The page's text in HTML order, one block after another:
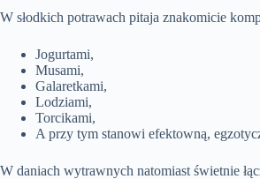
W słodkich potrawach pitaja znakomicie
Jogurtami,
Musami,
Galaretkami,
Lodziami,
Torcikami,
A przy tym stanowi efektowną,
W daniach wytrawnych natomiast świetnie